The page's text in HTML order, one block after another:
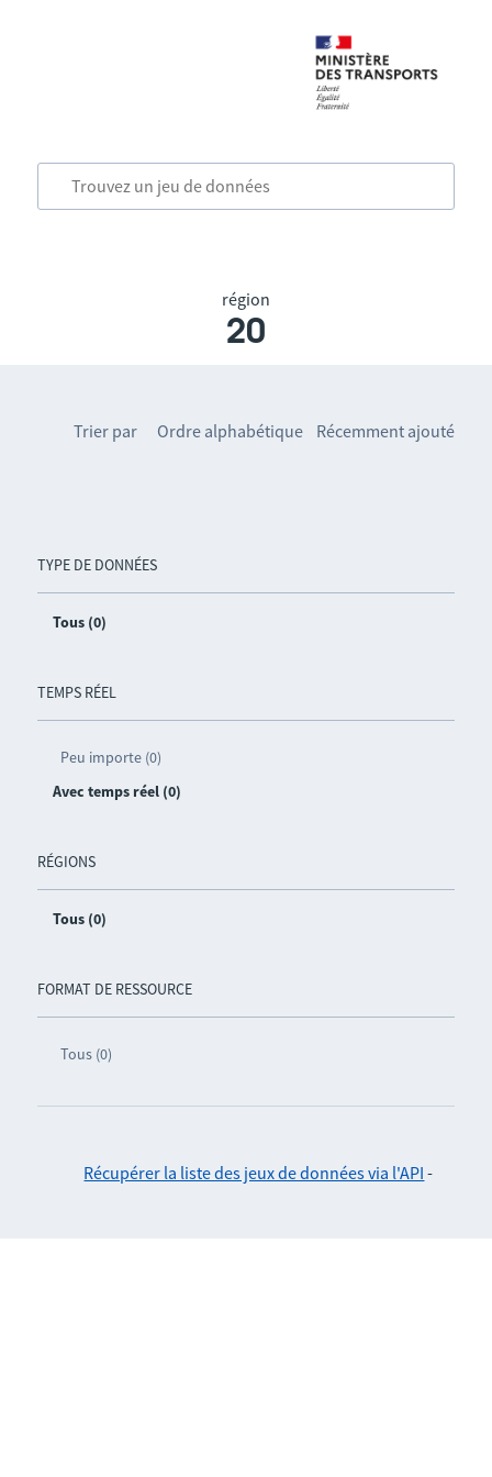
région
20
TYPE DE DONNÉES
Tous (0)
TEMPS RÉEL
Peu importe (0)
Avec temps réel (0)
RÉGIONS
Tous (0)
FORMAT DE RESSOURCE
Tous (0)
Trier par Ordre alphabétique Récemment ajouté
Récupérer la liste des jeux de données via l'API -